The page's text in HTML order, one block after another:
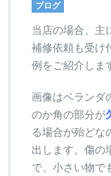
ブログ
当店の場合、主
補修依頼も受け
例をご紹介しま
画像はベランダ
のか角の部分が
る場合が殆どな
出します。傷の
で、小さい物で